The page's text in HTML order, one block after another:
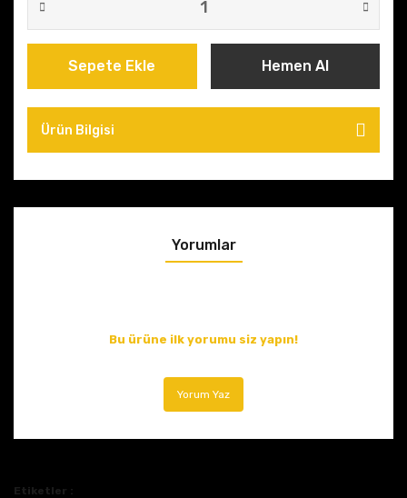
Sepete Ekle Hemen Al
Ürün Bilgisi
Yorumlar
Bu ürüne ilk yorumu siz yapın!
Yorum Yaz
Etiketler :